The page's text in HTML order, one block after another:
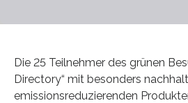
Die 25 Teilnehmer des grünen
Directory“ mit besonders
emissionsreduzierenden